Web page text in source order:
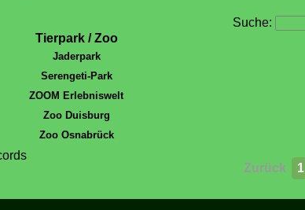
Suche:
Tierpark / Zoo
Jaderpark
Serengeti-Park
ZOOM Erlebniswelt
Zoo Duisburg
Zoo Osnabrück
Zurück 1